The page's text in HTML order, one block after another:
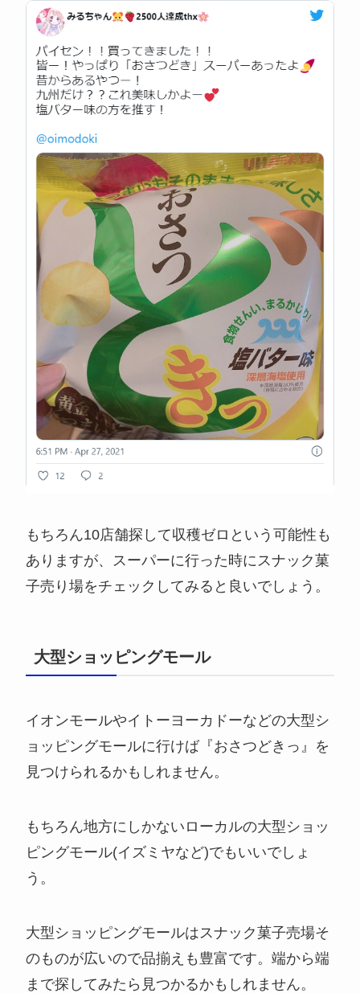
もちろん10店舗探して収穫ゼロという可能性も
ありますが、スーパーに行った時にスナック菓
子売り場をチェックしてみると良いでしょう。
大型ショッピングモール
イオンモールやイトーヨーカドーなどの大型シ
ョッピングモールに行けば『おさつどきっ』を
見つけられるかもしれません。
もちろん地方にしかないローカルの大型ショッ
ピングモール(イズミヤなど)でもいいでしょ
う。
大型ショッピングモールはスナック菓子売場そ
のものが広いので品揃えも豊富です。端から端
まで探してみたら見つかるかもしれません。